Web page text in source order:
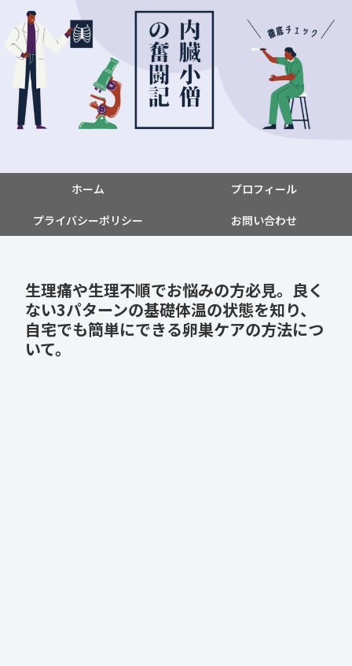
ホーム
プロフィール
プライバシーポリシー
お問い合わせ
生理痛や生理不順でお悩みの方必見。良く
ない3パターンの基礎体温の状態を知り、
自宅でも簡単にできる卵巣ケアの方法につ
いて。